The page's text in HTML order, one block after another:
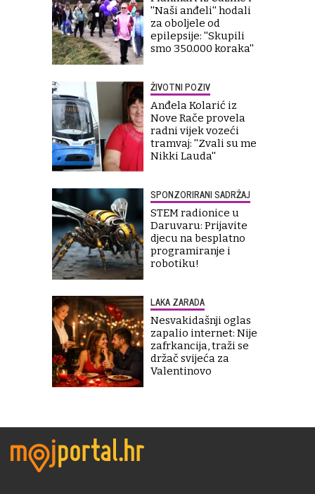
''Naši anđeli'' hodali
za oboljele od
epilepsije: ''Skupili
smo 350.000 koraka''
ŽIVOTNI POZIV
Anđela Kolarić iz
Nove Rače provela
radni vijek vozeći
tramvaj: ''Zvali su me
Nikki Lauda''
SPONZORIRANI SADRŽAJ
STEM radionice u
Daruvaru: Prijavite
djecu na besplatno
programiranje i
robotiku!
LAKA ZARADA
Nesvakidašnji oglas
zapalio internet: Nije
zafrkancija, traži se
držač svijeća za
Valentinovo